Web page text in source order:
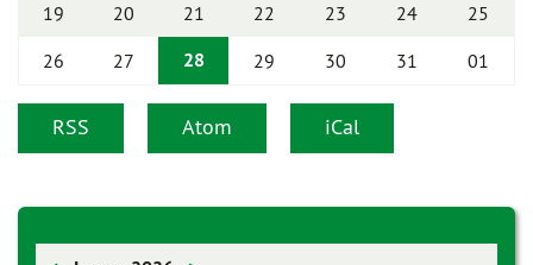
19
20 21 22 23 24
25
26
27 28 29 30 31 01
RSS Atom iCal